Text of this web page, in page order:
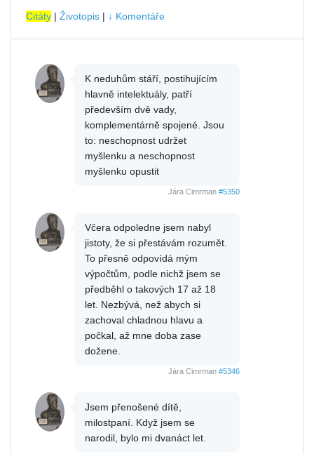
Citáty | Životopis | ↓ Komentáře
K neduhům stáří, postihujícím
hlavně intelektuály, patří
především dvě vady,
komplementárně spojené. Jsou
to: neschopnost udržet
myšlenku a neschopnost
myšlenku opustit
Jára Cimrman #5350
Včera odpoledne jsem nabyl
jistoty, že si přestávám rozumět.
To přesně odpovídá mým
výpočtům, podle nichž jsem se
předběhl o takových 17 až 18
let. Nezbývá, než abych si
zachoval chladnou hlavu a
počkal, až mne doba zase
dožene.
Jára Cimrman #5346
Jsem přenošené dítě,
milostpaní. Když jsem se
narodil, bylo mi dvanáct let.